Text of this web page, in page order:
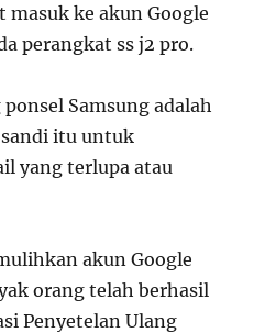
ke akun Google
perangkat ss j2 pro.
Samsung adalah
itu untuk
yang terlupa atau
akun Google
orang telah berhasil
Penyetelan Ulang